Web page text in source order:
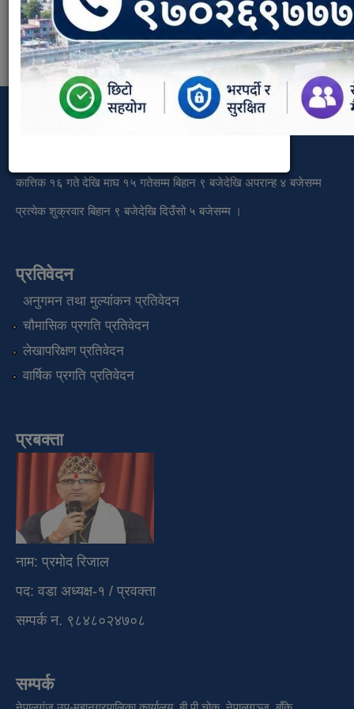
कात्तिक १६ गते देखि माघ १५ गतेसम्म बिहान ९ बजेदेखि अपरान्ह ४ बजेसम्म
प्रत्येक शुक्रवार बिहान ९ बजेदेखि दिउँसो ५ बजेसम्म ।
प्रतिवेदन
अनुगमन तथा मुल्यांकन प्रतिवेदन
चौमासिक प्रगति प्रतिवेदन
लेखापरिक्षण प्रतिवेदन
वार्षिक प्रगति प्रतिवेदन
प्रबक्ता
नाम: प्रमोद रिजाल
पद: वडा अध्यक्ष-१ / प्रवक्ता
सम्पर्क न. ९८४८०२४७०८
सम्पर्क